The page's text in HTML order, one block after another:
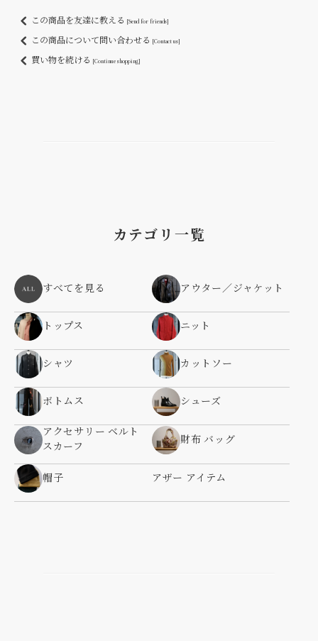
この商品を友達に教える [Send for friends]
この商品について問い合わせる [Contact us]
買い物を続ける [Continue shopping]
カテゴリ一覧
すべてを見る アウター／ジャケット
トップス ニット
シャツ カットソー
ボトムス シューズ
アクセサリー ベルト
スカーフ
財布 バッグ
帽子 アザー アイテム